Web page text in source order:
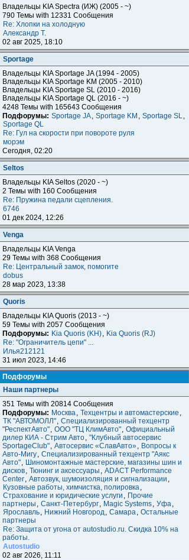
Владельцы KIA Spectra (ИЖ) (2005 - ~)
790 Темы with 12331 Сообщения
Re: Хлопки на холодную
Александр Т.
02 авг 2025, 18:10
Sportage
Владельцы KIA Sportage JA (1994 - 2005)
Владельцы KIA Sportage KM (2005 - 2010)
Владельцы KIA Sportage SL (2010 - 2016)
Владельцы KIA Sportage QL (2016 - ~)
4248 Темы with 165643 Сообщения
Подфорумы: Sportage JA, Sportage KM , Sportage SL,
Sportage QL
Re: Гул на скорости при повороте руля
морэм
Сегодня, 02:20
Seltos
Владельцы KIA Seltos (2020 - ~)
2 Темы with 160 Сообщения
Re: Пружина педали сцепления.
6746
01 дек 2024, 12:26
Venga
Владельцы KIA Venga
29 Темы with 368 Сообщения
Re: Центральный замок, помогите
dobus
28 мар 2023, 13:38
Quoris
Владельцы KIA Quoris (2013 - ~)
59 Темы with 2057 Сообщения
Подфорумы: Kia Quoris (KH), Kia Quoris (RJ)
Re: "Ограничитель цепи" ...
Илья212121
31 июл 2023, 14:46
Подфорумы
Наши партнеры
351 Темы with 20814 Сообщения
Подфорумы: Москва, Техцентры и автомастерские ,
ТК "АВТОМОЛЛ", Специализированный техцентр
"РеспектАвто", ООО "ТЦ КлимАвто", Официальный
дилер КИА - Стрим Авто, "Клубный автосервис
SportageClub", Автосервис «СлавАвто», Вопросы к
Авто-Мигу, Специализированный техцентр "Аякс
Авто", Шиномонтажные мастерские, магазины шин и
дисков, Тюнинг и аксессуары , ADACT Performance
Center, Автозвук, шумоизоляция и сигнализации ,
Кузовные работы, химчистка, полировка,
Страхование и юридические услуги , Прочие
партнеры , Санкт-Петербург, Magic Systems, Уфа,
Ярославль, Нижний Новгород, Самара, Остальные
партнеры
Re: Защита от угона от autostudio.ru. Скидка 10% на
работы.
Autostudio
02 авг 2026, 11:11